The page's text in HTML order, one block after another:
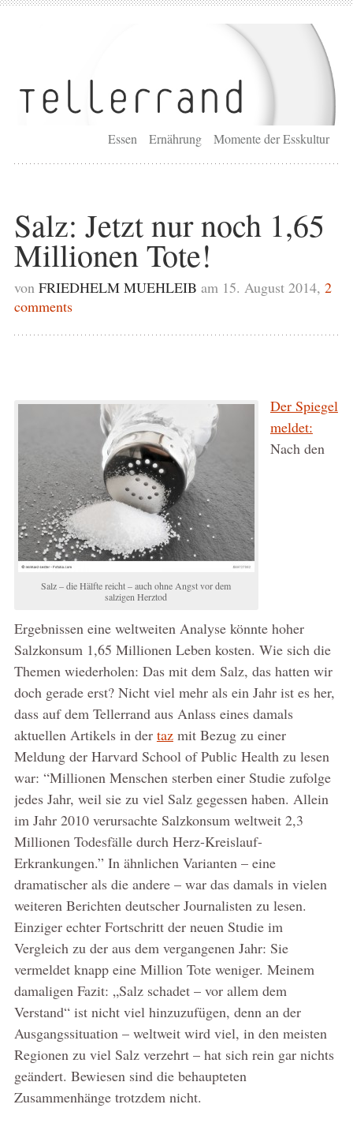
Essen Ernährung Momente der Esskultur
Salz: Jetzt nur noch 1,65
Millionen Tote!
von FRIEDHELM MUEHLEIB am 15. August 2014, 2
comments
Salz – die Hälfte reicht – auch ohne Angst vor dem
salzigen Herztod
Der Spiegel
meldet:
Nach den
Ergebnissen eine weltweiten Analyse könnte hoher
Salzkonsum 1,65 Millionen Leben kosten. Wie sich die
Themen wiederholen: Das mit dem Salz, das hatten wir
doch gerade erst? Nicht viel mehr als ein Jahr ist es her,
dass auf dem Tellerrand aus Anlass eines damals
aktuellen Artikels in der tazmit Bezug zu einer
Meldung der Harvard School of Public Health zu lesen
war: “Millionen Menschen sterben einer Studie zufolge
jedes Jahr, weil sie zu viel Salz gegessen haben. Allein
im Jahr 2010 verursachte Salzkonsum weltweit 2,3
Millionen Todesfälle durch Herz-Kreislauf-
Erkrankungen.” In ähnlichen Varianten – eine
dramatischer als die andere – war das damals in vielen
weiteren Berichten deutscher Journalisten zu lesen.
Einziger echter Fortschritt der neuen Studie im
Vergleich zu der aus dem vergangenen Jahr: Sie
vermeldet knapp eine Million Tote weniger. Meinem
damaligen Fazit: „Salz schadet – vor allem dem
Verstand“ ist nicht viel hinzuzufügen, denn an der
Ausgangssituation – weltweit wird viel, in den meisten
Regionen zu viel Salz verzehrt – hat sich rein gar nichts
geändert. Bewiesen sind die behaupteten
Zusammenhänge trotzdem nicht.